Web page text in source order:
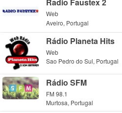
Radio Faustex 2
Web
Aveiro, Portugal
Rádio Planeta Hits
Web
Sao Pedro do Sul, Portugal
Rádio SFM
FM 98.1
Murtosa, Portugal